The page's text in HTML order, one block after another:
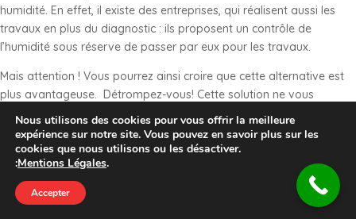
humidité. En effet, il existe des entreprises, qui réalisent aussi les
travaux en plus du diagnostic : ils proposent un contrôle de
l’humidité sous réserve de passer par eux pour les travaux.
Mais attention ! Vous pourrez ainsi croire que cette alternative est
plus avantageuse. Détrompez-vous! Cette solution ne vous
garantira certainement pas de réaliser des économies, car il sera
très facile pour ces entreprises de gonfler les problèmes et donc les
devis. Le diagnostic certes vous donnera droit à des réparations et
des installations si nécessaires coûteuses. Faîtes usage de votre
connexion Internet et obtenez des services qui vous permettront de
comparer les différents devis proposés par une liste de structures
Devis Gratuit
Nous utilisons des cookies pour vous offrir la meilleure
expérience sur notre site. Vous pouvez en savoir plus sur les
cookies que nous utilisons ou les désactiver.
:Mentions Légales.
Accepter